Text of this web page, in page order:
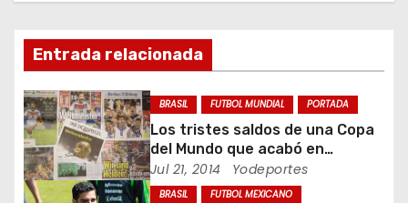
c
i
ó
n
d
Entrada relacionada
BRASIL FUTBOL MUNDIAL PORTADA
Los tristes saldos de una Copa
del Mundo que acabó en
pesadilla
Jul 21, 2014 Yodeportes
BRASIL FUTBOL MEXICANO